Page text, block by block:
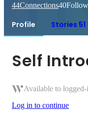
44Connections40
Profile Stories 51
Self
Available to
Log in to continue